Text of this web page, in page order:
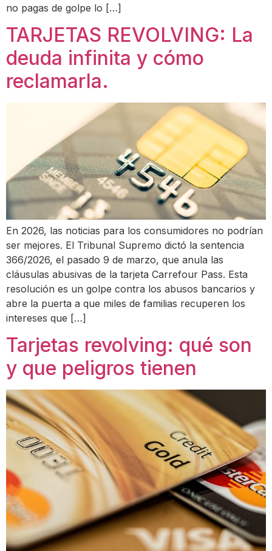
no pagas de golpe lo […]
TARJETAS REVOLVING: La
deuda infinita y cómo
reclamarla.
En 2026, las noticias para los consumidores no podrían
ser mejores. El Tribunal Supremo dictó la sentencia
366/2026, el pasado 9 de marzo, que anula las
cláusulas abusivas de la tarjeta Carrefour Pass. Esta
resolución es un golpe contra los abusos bancarios y
abre la puerta a que miles de familias recuperen los
intereses que […]
Tarjetas revolving: qué son
y que peligros tienen